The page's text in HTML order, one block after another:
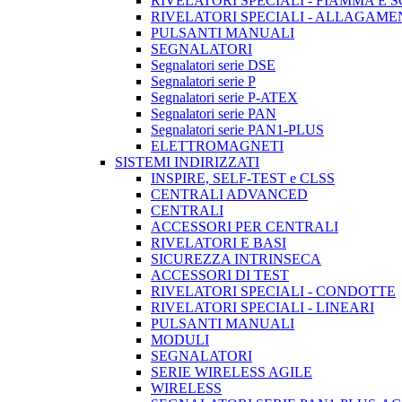
RIVELATORI SPECIALI -
PULSANTI MANUALI
SEGNALATORI
Segnalatori serie DSE
Segnalatori serie P
Segnalatori serie P-ATEX
Segnalatori serie PAN
Segnalatori serie PAN1-PLUS
ELETTROMAGNETI
SISTEMI INDIRIZZATI
INSPIRE, SELF-TEST e CLSS
CENTRALI ADVANCED
CENTRALI
ACCESSORI PER CENTRALI
RIVELATORI E BASI
SICUREZZA INTRINSECA
ACCESSORI DI TEST
RIVELATORI SPECIALI - CONDOTTE
RIVELATORI SPECIALI - LINEARI
PULSANTI MANUALI
MODULI
SEGNALATORI
SERIE WIRELESS AGILE
WIRELESS